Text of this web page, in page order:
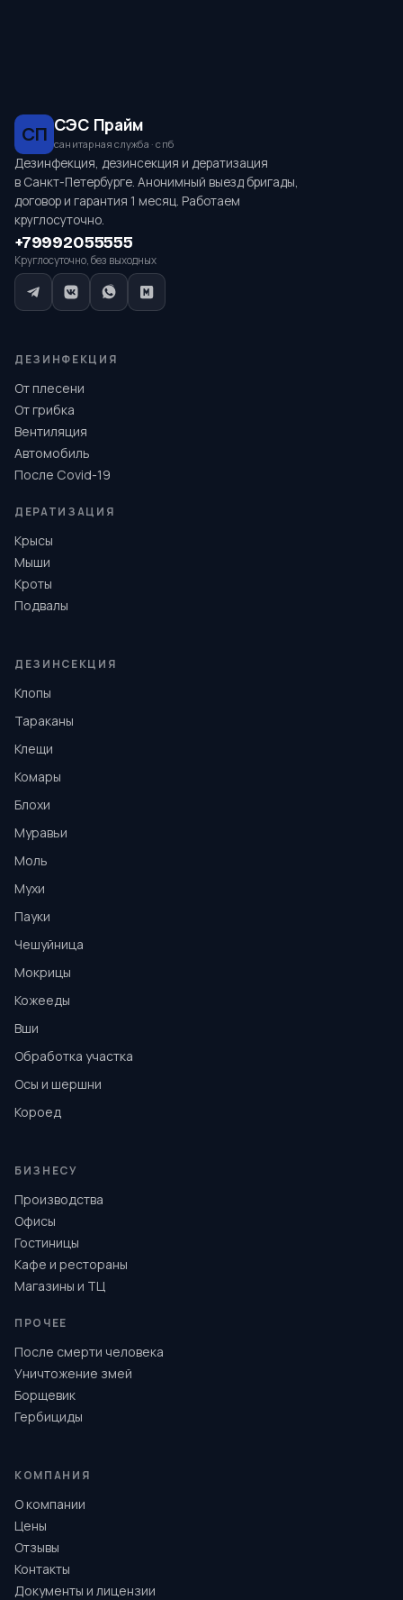
СП СЭС Прайм
санитарная служба · спб
Дезинфекция, дезинсекция и дератизация
в Санкт-Петербурге. Анонимный выезд бригады,
договор и гарантия 1 месяц. Работаем
круглосуточно.
+79992055555
Круглосуточно, без выходных
ДЕЗИНФЕКЦИЯ
От плесени
От грибка
Вентиляция
Автомобиль
После Covid-19
ДЕРАТИЗАЦИЯ
Крысы
Мыши
Кроты
Подвалы
ДЕЗИНСЕКЦИЯ
Клопы
Тараканы
Клещи
Комары
Блохи
Муравьи
Моль
Мухи
Пауки
Чешуйница
Мокрицы
Кожееды
Вши
Обработка участка
Осы и шершни
Короед
БИЗНЕСУ
Производства
Офисы
Гостиницы
Кафе и рестораны
Магазины и ТЦ
ПРОЧЕЕ
После смерти человека
Уничтожение змей
Борщевик
Гербициды
КОМПАНИЯ
О компании
Цены
Отзывы
Контакты
Документы и лицензии